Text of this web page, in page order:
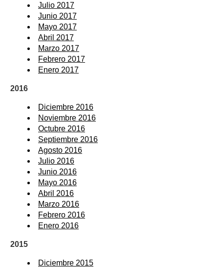
Julio 2017
Junio 2017
Mayo 2017
Abril 2017
Marzo 2017
Febrero 2017
Enero 2017
2016
Diciembre 2016
Noviembre 2016
Octubre 2016
Septiembre 2016
Agosto 2016
Julio 2016
Junio 2016
Mayo 2016
Abril 2016
Marzo 2016
Febrero 2016
Enero 2016
2015
Diciembre 2015